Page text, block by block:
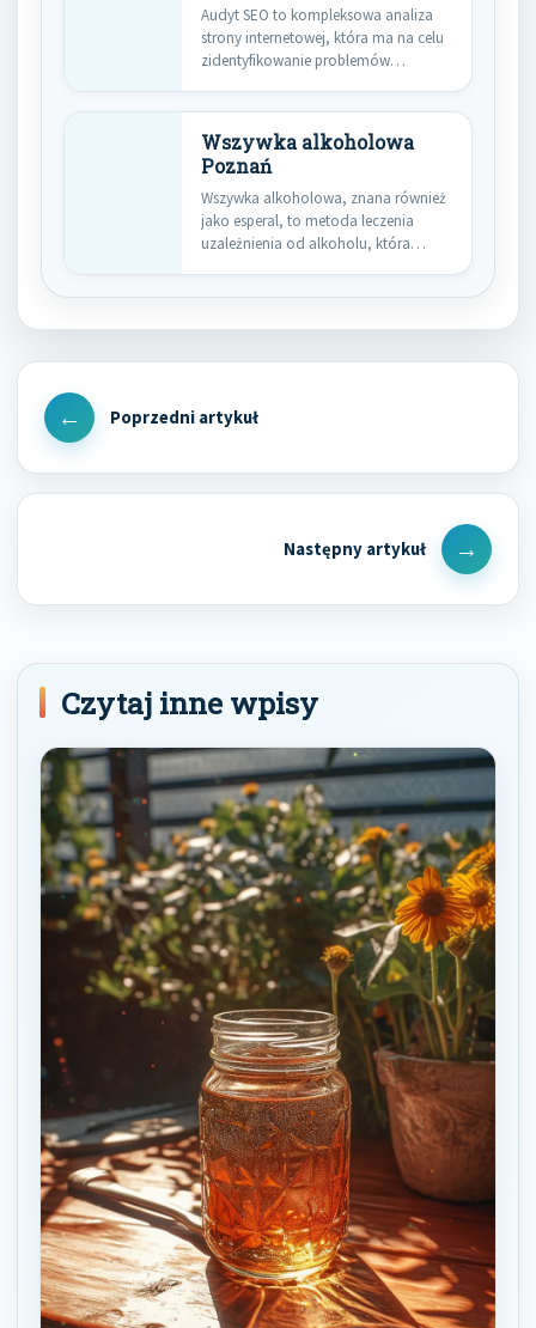
Audyt SEO to kompleksowa analiza
strony internetowej, która ma na celu
zidentyfikowanie problemów
Wszywka alkoholowa
Poznań
Wszywka alkoholowa, znana również
jako esperal, to metoda leczenia
uzależnienia od alkoholu, która
Nawigacja
wpisu
Previous
Next
Post
Czytaj inne wpisy